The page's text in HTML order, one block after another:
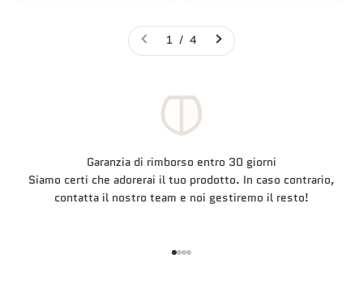
1 / 4
Garanzia di rimborso entro 30 giorni
Siamo certi che adorerai il tuo prodotto. In caso contrario,
contatta il nostro team e noi gestiremo il resto!